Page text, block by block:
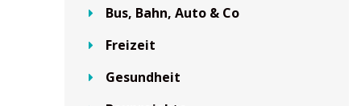
Bus, Bahn, Auto & Co
Freizeit
Gesundheit